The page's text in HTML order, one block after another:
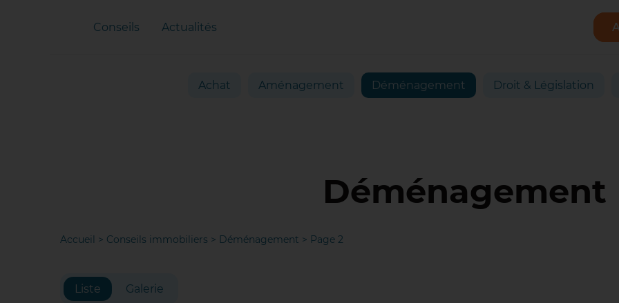
Conseils Actualités
Achat Aménagement Déménagement Droit & Législation
Déménagement
Accueil > Conseils immobiliers > Déménagement > Page 2
Liste Galerie